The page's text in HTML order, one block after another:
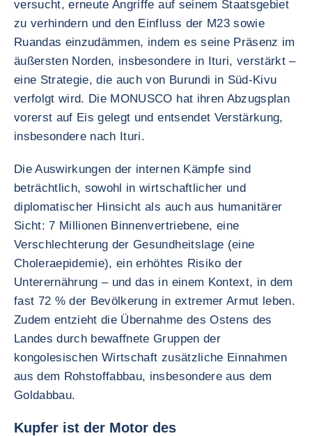
versucht, erneute Angriffe auf seinem Staatsgebiet
zu verhindern und den Einfluss der M23 sowie
Ruandas einzudämmen, indem es seine Präsenz im
äußersten Norden, insbesondere in Ituri, verstärkt –
eine Strategie, die auch von Burundi in Süd-Kivu
verfolgt wird. Die MONUSCO hat ihren Abzugsplan
vorerst auf Eis gelegt und entsendet Verstärkung,
insbesondere nach Ituri.
Die Auswirkungen der internen Kämpfe sind
beträchtlich, sowohl in wirtschaftlicher und
diplomatischer Hinsicht als auch aus humanitärer
Sicht: 7 Millionen Binnenvertriebene, eine
Verschlechterung der Gesundheitslage (eine
Choleraepidemie), ein erhöhtes Risiko der
Unterernährung – und das in einem Kontext, in dem
fast 72 % der Bevölkerung in extremer Armut leben.
Zudem entzieht die Übernahme des Ostens des
Landes durch bewaffnete Gruppen der
kongolesischen Wirtschaft zusätzliche Einnahmen
aus dem Rohstoffabbau, insbesondere aus dem
Goldabbau.
Kupfer ist der Motor des